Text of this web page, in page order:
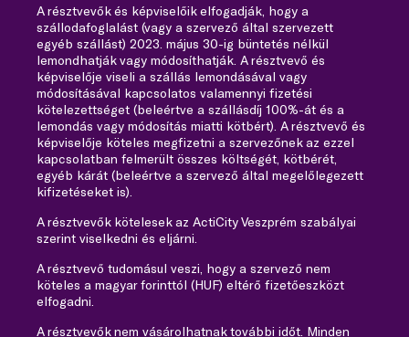
A résztvevők és képviselőik elfogadják, hogy a
szállodafoglalást (vagy a szervező által szervezett
egyéb szállást) 2023. május 30-ig büntetés nélkül
lemondhatják vagy módosíthatják. A résztvevő és
képviselője viseli a szállás lemondásával vagy
módosításával kapcsolatos valamennyi fizetési
kötelezettséget (beleértve a szállásdíj 100%-át és a
lemondás vagy módosítás miatti kötbért). A résztvevő és
képviselője köteles megfizetni a szervezőnek az ezzel
kapcsolatban felmerült összes költségét, kötbérét,
egyéb kárát (beleértve a szervező által megelőlegezett
kifizetéseket is).
A résztvevők kötelesek az ActiCity Veszprém szabályai
szerint viselkedni és eljárni.
A résztvevő tudomásul veszi, hogy a szervező nem
köteles a magyar forinttól (HUF) eltérő fizetőeszközt
elfogadni.
A résztvevők nem vásárolhatnak további időt. Minden